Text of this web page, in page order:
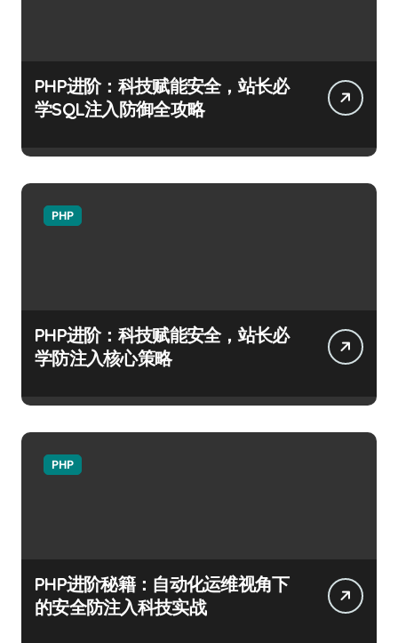
PHP进阶：科技赋能安全，站长必
学SQL注入防御全攻略
PHP
PHP进阶：科技赋能安全，站长必
学防注入核心策略
PHP
PHP进阶秘籍：自动化运维视角下
的安全防注入科技实战